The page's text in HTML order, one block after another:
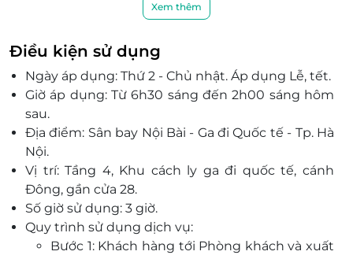
Với đội ngũ nhân viên chuyên nghiệp, chu đáo,
nhiệt tình cùng phong cách phục vụ cởi mở,
chân thành, hiếu khách, Phòng chờ sẽ mang
đến sự hài lòng nhất đến mọi khách hàng.
Xem thêm
Điều kiện sử dụng
Ngày áp dụng: Thứ 2 - Chủ nhật. Áp dụng Lễ, tết.
Giờ áp dụng: Từ 6h30 sáng đến 2h00 sáng hôm
sau.
Địa điểm: Sân bay Nội Bài - Ga đi Quốc tế - Tp. Hà
Nội.
Vị trí: Tầng 4, Khu cách ly ga đi quốc tế, cánh
Đông, gần cửa 28.
Số giờ sử dụng: 3 giờ.
Quy trình sử dụng dịch vụ:
Bước 1: Khách hàng tới Phòng khách và xuất